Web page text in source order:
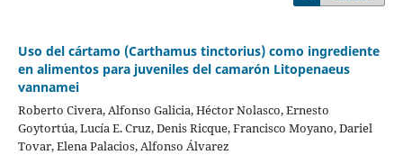
Uso del cártamo (Carthamus tinctorius) como ingrediente
en alimentos para juveniles del camarón Litopenaeus
vannamei
Roberto Civera, Alfonso Galicia, Héctor Nolasco, Ernesto
Goytortúa, Lucía E. Cruz, Denis Ricque, Francisco Moyano, Dariel
Tovar, Elena Palacios, Alfonso Álvarez